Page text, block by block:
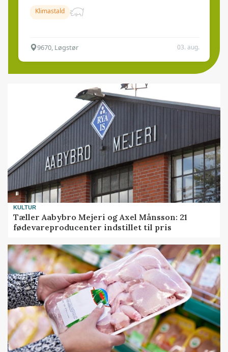
Klimastald
9670, Løgstør 03. aug.
KULTUR
Tæller Aabybro Mejeri og Axel Månsson: 21
fødevareproducenter indstillet til pris